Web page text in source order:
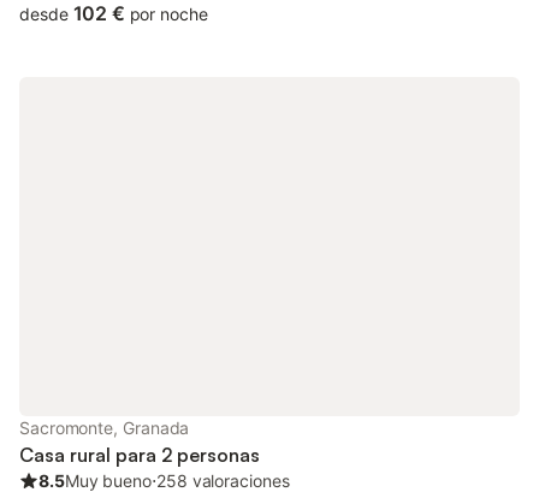
desde 102 € por noche
Sacromonte, Granada
Casa rural para 2 personas
8.5Muy bueno⋅258 valoraciones